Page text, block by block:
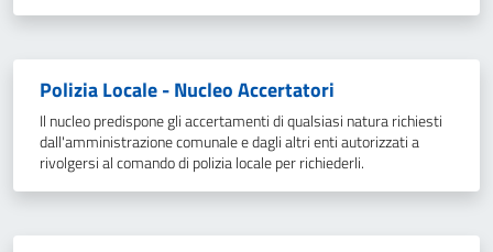
Polizia Locale - Nucleo Accertatori
Il nucleo predispone gli accertamenti di qualsiasi natura richiesti
dall'amministrazione comunale e dagli altri enti autorizzati a
rivolgersi al comando di polizia locale per richiederli.